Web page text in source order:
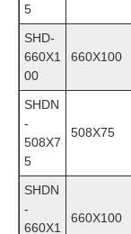
5
SHD-
660X1
00
660X100
SHDN
-
508X7
5
508X75
SHDN
-
660X1
660X100